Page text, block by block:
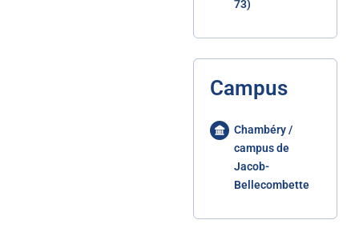
73)
Campus
Chambéry /
campus de
Jacob-
Bellecombette